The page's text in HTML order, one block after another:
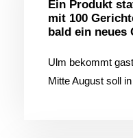
Ein Produkt
mit 100
bald ein neues
Ulm bekommt
Mitte August soll